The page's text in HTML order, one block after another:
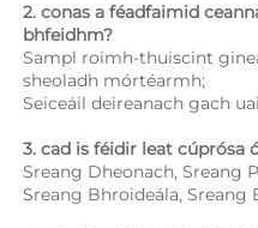
2. conas a féadfaimid
bhfeidhm?
Sampl roimh-thuiscint
sheoladh mórtéarmh;
Seiceáil deireanach gach
3. cad is féidir leat cúprósa
Sreang Dheonach, Sreang
Sreang Bhroideála, Sreang